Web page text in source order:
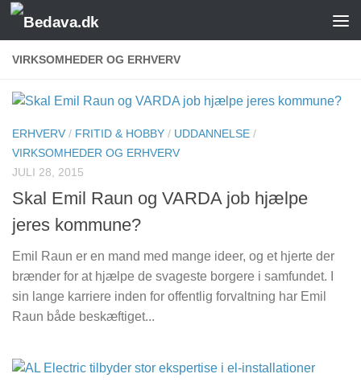
Skip to content
VIRKSOMHEDER OG ERHVERV
ERHVERV / FRITID & HOBBY / UDDANNELSE /
VIRKSOMHEDER OG ERHVERV
JULI 28, 2015
Skal Emil Raun og VARDA job hjælpe
jeres kommune?
Emil Raun er en mand med mange ideer, og et hjerte der
brænder for at hjælpe de svageste borgere i samfundet. I
sin lange karriere inden for offentlig forvaltning har Emil
Raun både beskæftiget...